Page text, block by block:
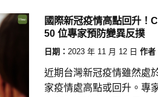
國際新冠疫情高點回升！
50 位專家預防變異反撲
日期： 2023 年 11 月 12 日 作者
近期台灣新冠疫情雖然處
家疫情處高點或回升。專